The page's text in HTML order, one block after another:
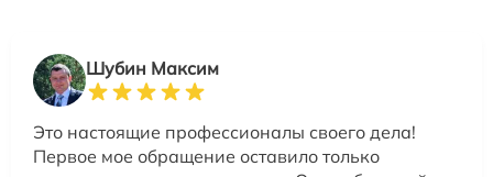
Шубин Максим
Это настоящие профессионалы своего дела!
Первое мое обращение оставило только